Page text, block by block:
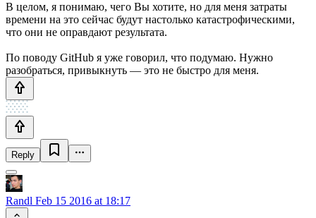
В целом, я понимаю, чего Вы хотите, но для меня затраты
времени на это сейчас будут настолько катастрофическими,
что они не оправдают результата.
По поводу GitHub я уже говорил, что подумаю. Нужно
разобраться, привыкнуть — это не быстро для меня.
Reply
Randl Feb 15 2016 at 18:17